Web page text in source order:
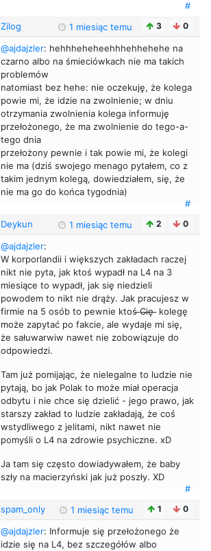
#
Zilog
1 miesiąc temu 3 0
@ajdajzler: hehhheheheehhhehhehehe na
czarno albo na śmieciówkach nie ma takich
problemów
natomiast bez hehe: nie oczekuję, że kolega
powie mi, że idzie na zwolnienie; w dniu
otrzymania zwolnienia kolega informuję
przełożonego, że ma zwolnienie do tego-a-
tego dnia
przełożony pewnie i tak powie mi, że kolegi
nie ma (dziś swojego menago pytałem, co z
takim jednym kolegą, dowiedziałem, się, że
nie ma go do końca tygodnia)
#
Deykun
1 miesiąc temu 2 0
@ajdajzler:
W korporlandii i większych zakładach raczej
nikt nie pyta, jak ktoś wypadł na L4 na 3
miesiące to wypadł, jak się niedzieli
powodem to nikt nie drąży. Jak pracujesz w
firmie na 5 osób to pewnie ktoś ̶C̶i̶ę̶ ̶ kolegę
może zapytać po fakcie, ale wydaje mi się,
że sałuwarwiw nawet nie zobowiązuje do
odpowiedzi.
Tam już pomijając, że nielegalne to ludzie nie
pytają, bo jak Polak to może miał operacja
odbytu i nie chce się dzielić - jego prawo, jak
starszy zakład to ludzie zakładają, że coś
wstydliwego z jelitami, nikt nawet nie
pomyśli o L4 na zdrowie psychiczne. xD
Ja tam się często dowiadywałem, że baby
szły na macierzyński jak już poszły. XD
#
spam_only
1 miesiąc temu 1 0
@ajdajzler: Informuje się przełożonego że
idzie się na L4, bez szczegółów albo